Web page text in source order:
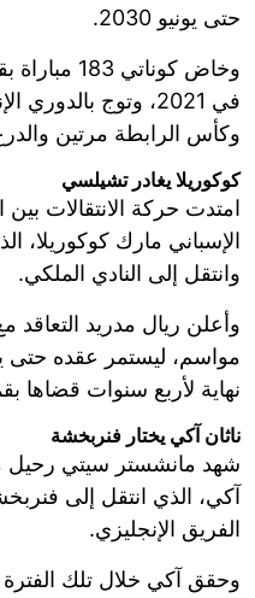
حتى يونيو 2030.
وخاض
في 2021، وتوج
وكأس الرابطة مرتين
كوكوريلا يغادر تشيلسي
امتدت حركة الانتقالات
الإسباني مارك كوكوريلا،
وانتقل إلى النادي الملكي.
وأعلن ريال مدريد التعاقد
نهاية لأربع سنوات قضاها
ناثان آكي يختار فنربخشة
شهد مانشستر سيتي رحيل
آكي، الذي انتقل إلى
الفريق الإنجليزي.
وحقق آكي خلال تلك الفترة